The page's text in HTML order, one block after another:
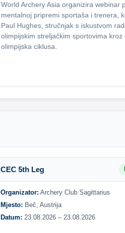
World Archery Asia organizira webinar
mentalnoj pripremi sportaša i trenera,
Paul Hughes, stručnjak s iskustvom
olimpijskim streljačkim sportovima kroz
olimpijska ciklusa.
CEC 5th Leg
Organizator: Archery Club Sagittarius
Mjesto: Beč, Austrija
Datum: 23.08.2026 – 23.08.2026